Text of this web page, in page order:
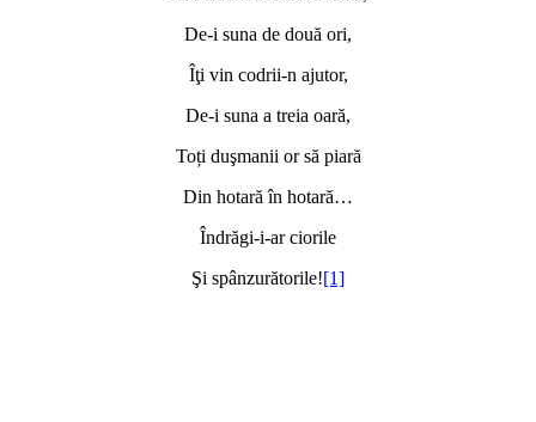
De-i suna de două ori,
Îţi vin codrii-n ajutor,
De-i suna a treia oară,
Toți duşmanii or să piară
Din hotară în hotară…
Îndrăgi-i-ar ciorile
Şi spânzurătorile![1]